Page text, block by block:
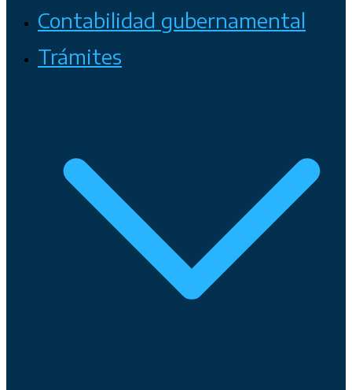
Contabilidad gubernamental
Trámites